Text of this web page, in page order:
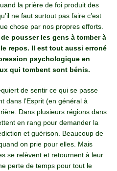
la prière de foi produit des
ne faut surtout pas faire c’est
chose par nos propres efforts.
pousser les gens à tomber à
repos. Il est tout aussi erroné
psychologique en
qui tombent sont bénis.
de sentir ce qui se passe
dans l’Esprit (en général à
Dans plusieurs régions dans
en rang pour demander la
et guérison. Beaucoup de
on prie pour elles. Mais
se relèvent et retournent à leur
perte de temps pour tout le